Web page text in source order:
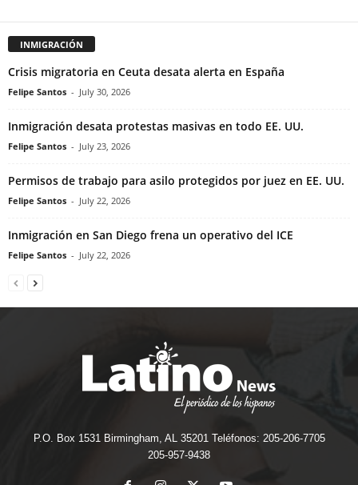
INMIGRACIÓN
Crisis migratoria en Ceuta desata alerta en España
Felipe Santos - July 30, 2026
Inmigración desata protestas masivas en todo EE. UU.
Felipe Santos - July 23, 2026
Permisos de trabajo para asilo protegidos por juez en EE. UU.
Felipe Santos - July 22, 2026
Inmigración en San Diego frena un operativo del ICE
Felipe Santos - July 22, 2026
P.O. Box 1531 Birmingham, AL 35201 Teléfonos: 205-206-7705
205-957-9438